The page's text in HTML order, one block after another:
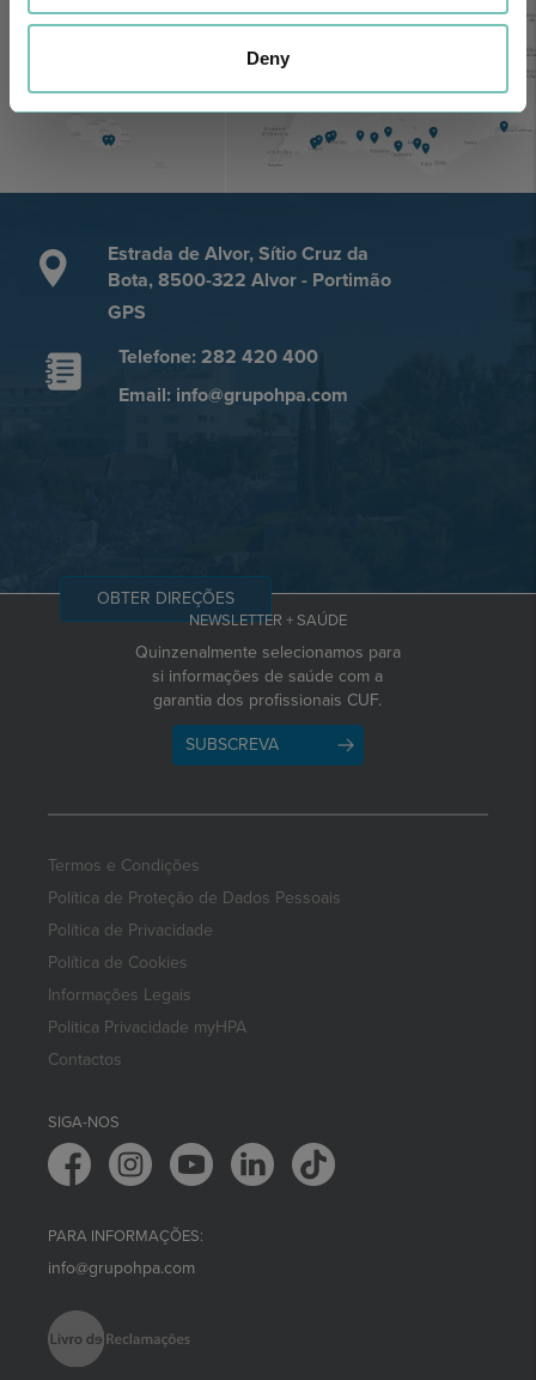
Deny
Estrada de Alvor, Sítio Cruz da
Bota, 8500-322 Alvor - Portimão
GPS
Telefone: 282 420 400
Email: info@grupohpa.com
OBTER DIREÇÕES
NEWSLETTER + SAÚDE
Quinzenalmente selecionamos para
si informações de saúde com a
garantia dos profissionais CUF.
SUBSCREVA
Termos e Condições
Política de Proteção de Dados Pessoais
Política de Privacidade
Política de Cookies
Informações Legais
Politica Privacidade myHPA
Contactos
SIGA-NOS
PARA INFORMAÇÕES:
info@grupohpa.com